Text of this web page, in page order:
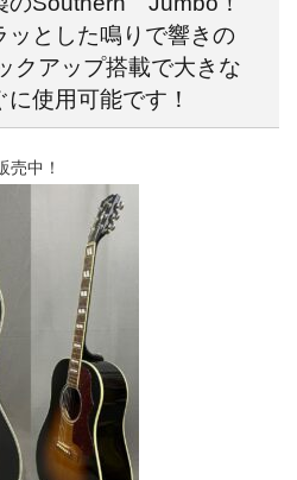
ッとした鳴りで響きの
クアップ搭載で大きな
使用可能です！
売中！